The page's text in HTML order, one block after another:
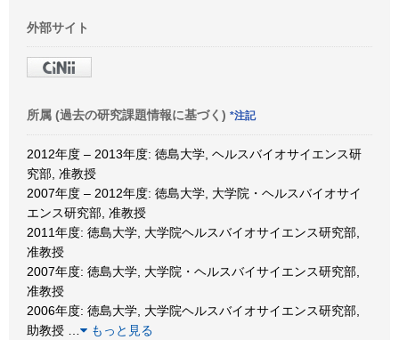
外部サイト
所属 (過去の研究課題情報に基づく) *注記
2012年度 – 2013年度: 徳島大学, ヘルスバイオサイエンス研
究部, 准教授
2007年度 – 2012年度: 徳島大学, 大学院・ヘルスバイオサイ
エンス研究部, 准教授
2011年度: 徳島大学, 大学院ヘルスバイオサイエンス研究部,
准教授
2007年度: 徳島大学, 大学院・ヘルスバイサイエンス研究部,
准教授
2006年度: 徳島大学, 大学院ヘルスバイオサイエンス研究部,
助教授
もっと見る